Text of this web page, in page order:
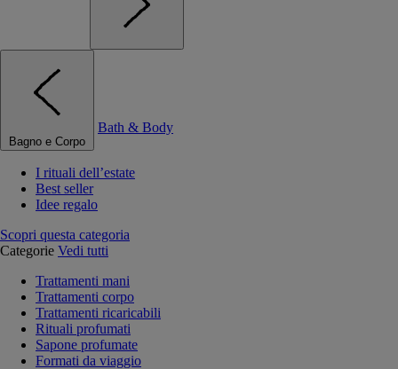
Bagno e Corpo
Bath & Body
I rituali dell’estate
Best seller
Idee regalo
Scopri questa categoria
Categorie Vedi tutti
Trattamenti mani
Trattamenti corpo
Trattamenti ricaricabili
Rituali profumati
Sapone profumate
Formati da viaggio